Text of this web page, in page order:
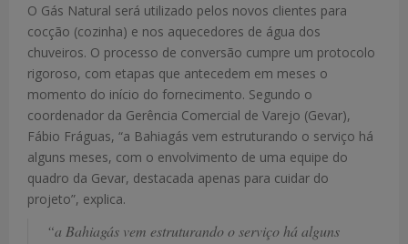
O Gás Natural será utilizado pelos novos clientes para
cocção (cozinha) e nos aquecedores de água dos
chuveiros. O processo de conversão cumpre um protocolo
rigoroso, com etapas que antecedem em meses o
momento do início do fornecimento. Segundo o
coordenador da Gerência Comercial de Varejo (Gevar),
Fábio Fráguas, “a Bahiagás vem estruturando o serviço há
alguns meses, com o envolvimento de uma equipe do
quadro da Gevar, destacada apenas para cuidar do
projeto”, explica.
“a Bahiagás vem estruturando o serviço há alguns